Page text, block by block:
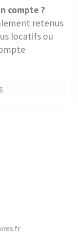
compte ?
retenus
locatifs ou